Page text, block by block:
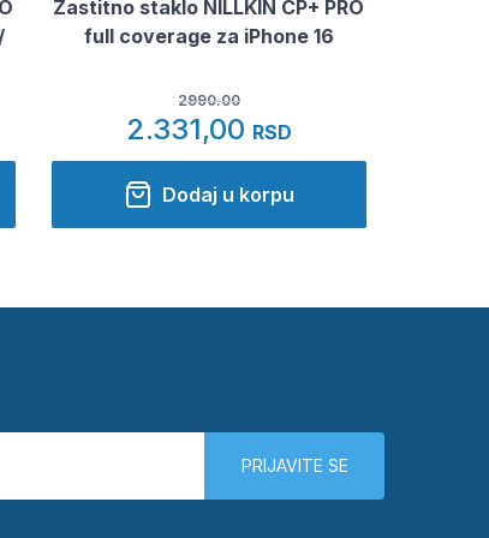
Zastitno staklo NILLKIN CP+ PRO
full coverage za iPhone 16
2990.00
2.331,00 RSD
Dodaj u korpu
PRIJAVITE SE